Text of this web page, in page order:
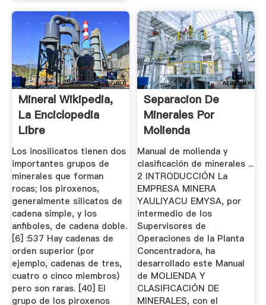
Mineral Wikipedia,
La Enciclopedia
Libre
Los inosilicatos tienen dos
importantes grupos de
minerales que forman
rocas; los piroxenos,
generalmente silicatos de
cadena simple, y los
anfiboles, de cadena doble.
[6] :537 Hay cadenas de
orden superior (por
ejemplo, cadenas de tres,
cuatro o cinco miembros)
pero son raras. [40] El
grupo de los piroxenos
Separacion De
Minerales Por
Molienda
Manual de molienda y
clasificación de minerales ...
2 INTRODUCCIÓN La
EMPRESA MINERA
YAULIYACU EMYSA, por
intermedio de los
Supervisores de
Operaciones de la Planta
Concentradora, ha
desarrollado este Manual
de MOLIENDA Y
CLASIFICACIÓN DE
MINERALES, con el